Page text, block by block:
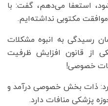
استعفا می‌دهم، گفت: با
مکتوبی نداشته‌ایم.
رسیدگی به انبوه مشکلات
از قانون افزایش ظرفیت
خصوصی!
ذات بخش خصوصی درآمد و
پزشکی منافات دارد.